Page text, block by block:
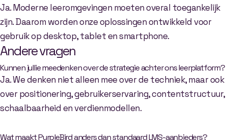
Ja. Moderne leeromgevingen moeten overal toegankelijk
zijn. Daarom worden onze oplossingen ontwikkeld voor
gebruik op desktop, tablet en smartphone.
Andere vragen
Kunnen jullie meedenken over de strategie achter ons leerplatform?
Ja. We denken niet alleen mee over de techniek, maar ook
over positionering, gebruikerservaring, contentstructuur,
schaalbaarheid en verdienmodellen.
Wat maakt PurpleBird anders dan standaard LMS-aanbieders?